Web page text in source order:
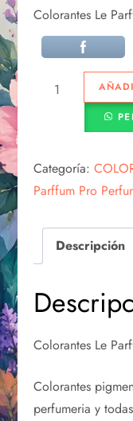
Colorantes Le
Categoría:
Parffum Pro
Descripción
Colorantes Le
Colorantes
perfumeria y